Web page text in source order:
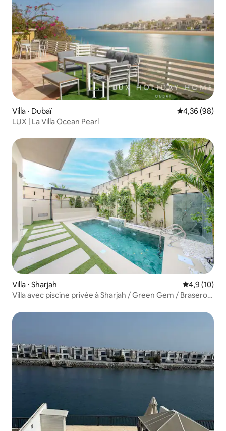
Villa ⋅ Dubaï Évaluation
4,36 (98)
LUX | La Villa Ocean Pearl
Villa ⋅ Sharjah Évaluation
4,9 (10)
Villa avec piscine privée à Sharjah / Green Gem / Brasero